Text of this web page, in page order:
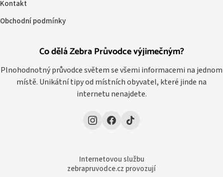
Co dělá Zebra Průvodce výjimečným?
Plnohodnotný průvodce světem se všemi informacemi na jednom
místě. Unikátní tipy od místních obyvatel, které jinde na
internetu nenajdete.
Kontakt
Obchodní podmínky
Internetovou službu
zebrapruvodce.cz provozují